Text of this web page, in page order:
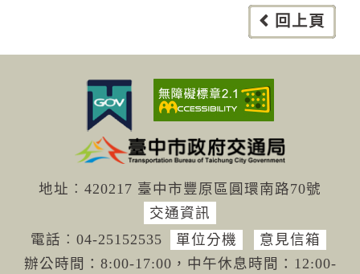
回上頁
地址︰420217 臺中市豐原區圓環南路70號
交通資訊
電話︰04-25152535 單位分機
意見信箱
辦公時間：8:00-17:00，中午休息時間：12:00-